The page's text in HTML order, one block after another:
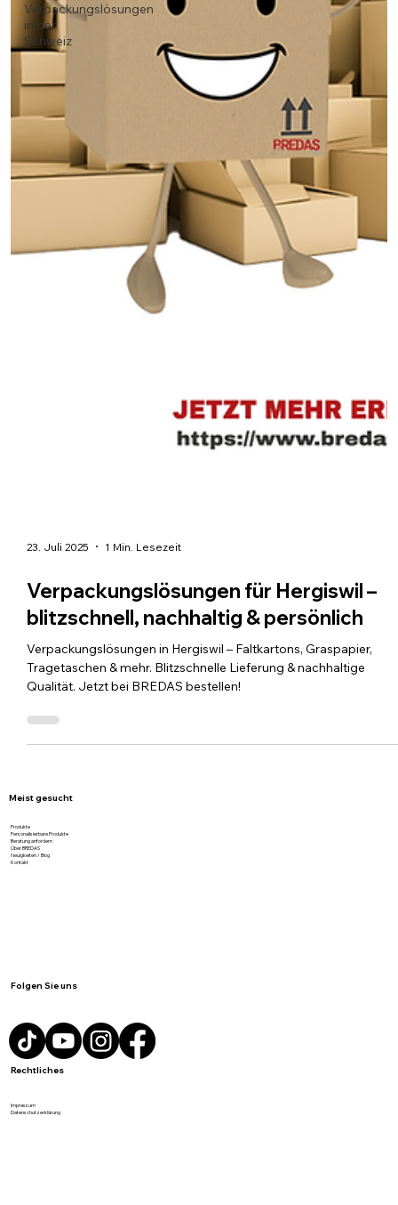
Verpackungslösungen
in der
Schweiz
Verpackungslösungen für Hergiswil –
blitzschnell, nachhaltig & persönlich
Verpackungslösungen in Hergiswil – Faltkartons, Graspapier,
Qualität. Jetzt bei BREDAS bestellen!
Meist gesucht
Produkte
Personalisierbare Produkte